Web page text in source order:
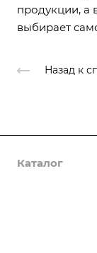
продукции, а
выбирает
Назад к
Каталог